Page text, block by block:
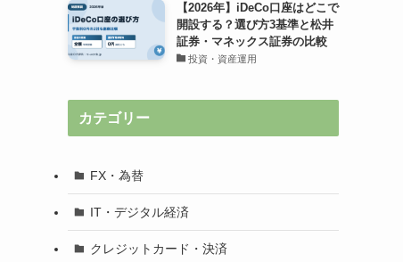
【2026年】iDeCo口座はどこで
開設する？選び方3基準と松井
証券・マネックス証券の比較
投資・資産運用
カテゴリー
FX・為替
IT・デジタル経済
クレジットカード・決済